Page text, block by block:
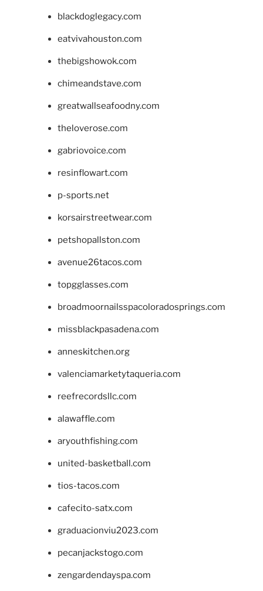
blackdoglegacy.com
eatvivahouston.com
thebigshowok.com
chimeandstave.com
greatwallseafoodny.com
theloverose.com
gabriovoice.com
resinflowart.com
p-sports.net
korsairstreetwear.com
petshopallston.com
avenue26tacos.com
topgglasses.com
broadmoornailsspacoloradosprings.com
missblackpasadena.com
anneskitchen.org
valenciamarketytaqueria.com
reefrecordsllc.com
alawaffle.com
aryouthfishing.com
united-basketball.com
tios-tacos.com
cafecito-satx.com
graduacionviu2023.com
pecanjackstogo.com
zengardendayspa.com